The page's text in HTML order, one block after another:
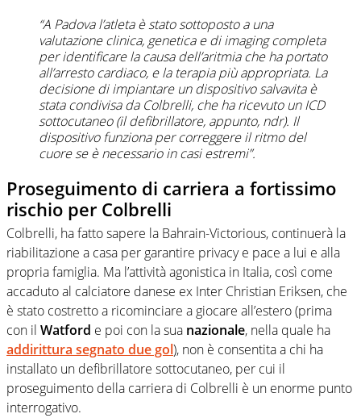
“A Padova l’atleta è stato sottoposto a una
valutazione clinica, genetica e di imaging completa
per identificare la causa dell’aritmia che ha portato
all’arresto cardiaco, e la terapia più appropriata. La
decisione di impiantare un dispositivo salvavita è
stata condivisa da Colbrelli, che ha ricevuto un ICD
sottocutaneo (il defibrillatore, appunto, ndr). Il
dispositivo funziona per correggere il ritmo del
cuore se è necessario in casi estremi”.
Proseguimento di carriera a fortissimo
rischio per Colbrelli
Colbrelli, ha fatto sapere la Bahrain-Victorious, continuerà la
riabilitazione a casa per garantire privacy e pace a lui e alla
propria famiglia. Ma l’attività agonistica in Italia, così come
accaduto al calciatore danese ex Inter Christian Eriksen, che
è stato costretto a ricominciare a giocare all’estero (prima
con il Watford e poi con la sua nazionale, nella quale ha
addirittura segnato due gol), non è consentita a chi ha
installato un defibrillatore sottocutaneo, per cui il
proseguimento della carriera di Colbrelli è un enorme punto
interrogativo.